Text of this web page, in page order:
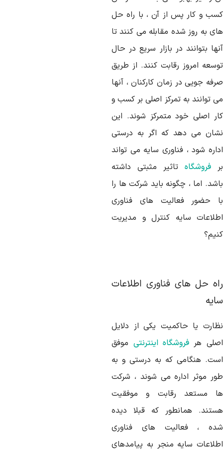
و کار پس از آن ، با راه حل
به روز شده مقابله می کنند تا
بتوانند در بازار سریع در حال
امروز رقابت کنند. از طریق
جویی در زمان کارکنان ، آنها
توانند به تمرکز اصلی بر کسب و
اصلی خود متمرکز شوند. این
می دهد که اگر به درستی
شود ، فناوری سایه می تواند
فروشگاهتاثیر مثبتی داشته
اما ، چگونه باید شرکت ها را
حضور فعالیت های فناوری
سایه کنترل و مدیریت
حل های فناوری اطلاعات
یا حاکمیت یکی از دلایل
هر فروشگاه اینترنتیموفق
هنگامی که به درستی و به
موثر اداره می شوند ، شرکت
مستعد رقابت و موفقیت
همانطور که قبلا دیده
، فعالیت های فناوری
سایه منجر به پیامدهای